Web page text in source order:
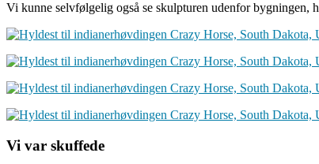
Vi kunne selvfølgelig også se skulpturen udenfor bygningen,
Vi var skuffede